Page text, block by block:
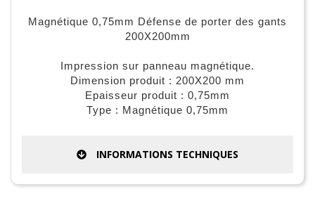
Magnétique 0,75mm Défense de porter des gants
200X200mm
Impression sur panneau magnétique.
Dimension produit : 200X200 mm
Epaisseur produit : 0,75mm
Type : Magnétique 0,75mm
INFORMATIONS TECHNIQUES